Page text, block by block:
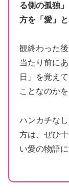
る側の孤独
方を「愛」
観終わった
当たり前に
日」を覚え
ことなのかを
ハンカチな
方は、ぜひ
い愛の物語